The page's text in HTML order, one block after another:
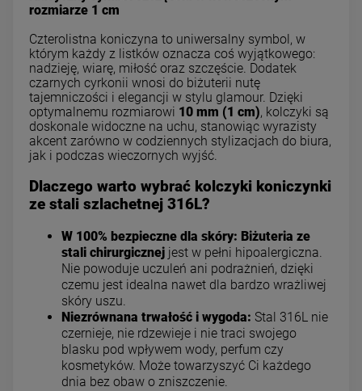
rozmiarze 1 cm
Czterolistna koniczyna to uniwersalny symbol, w
którym każdy z listków oznacza coś wyjątkowego:
nadzieję, wiarę, miłość oraz szczęście. Dodatek
czarnych cyrkonii wnosi do biżuterii nutę
tajemniczości i elegancji w stylu glamour. Dzięki
optymalnemu rozmiarowi 10 mm (1 cm), kolczyki są
doskonale widoczne na uchu, stanowiąc wyrazisty
akcent zarówno w codziennych stylizacjach do biura,
jak i podczas wieczornych wyjść.
Dlaczego warto wybrać kolczyki koniczynki
ze stali szlachetnej 316L?
W 100% bezpieczne dla skóry: Biżuteria ze
stali chirurgicznej jest w pełni hipoalergiczna.
Nie powoduje uczuleń ani podrażnień, dzięki
czemu jest idealna nawet dla bardzo wrażliwej
skóry uszu.
Niezrównana trwałość i wygoda: Stal 316L nie
czernieje, nie rdzewieje i nie traci swojego
blasku pod wpływem wody, perfum czy
kosmetyków. Może towarzyszyć Ci każdego
dnia bez obaw o zniszczenie.